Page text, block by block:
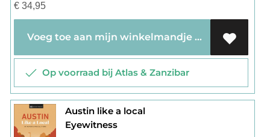
€34,95
Voeg toe aan mijn winkelmandje
Op voorraad bij Atlas & Zanzibar
Austin like a local
Eyewitness